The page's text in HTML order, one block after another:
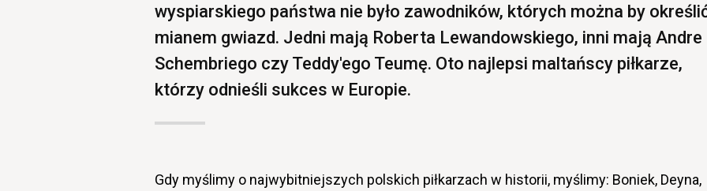
wyspiarskiego państwa nie było zawodników, których można by
mianem gwiazd. Jedni mają Roberta Lewandowskiego, inni mają Andre
Schembriego czy Teddy'ego Teumę. Oto najlepsi maltańscy piłkarze,
którzy odnieśli sukces w Europie.
Gdy myślimy o najwybitniejszych polskich piłkarzach w historii, myślimy: Boniek, Deyna,